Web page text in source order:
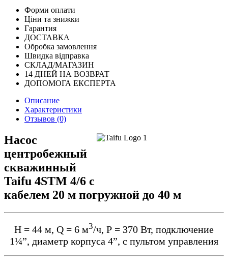
Форми оплати
Ціни та знижки
Гарантия
ДОСТАВКА
Обробка замовлення
Швидка відправка
СКЛАД/МАГАЗИН
14 ДНЕЙ НА ВОЗВРАТ
ДОПОМОГА ЕКСПЕРТА
Описание
Характеристики
Отзывов (0)
Насос
центробежный
скважинный
Taifu 4STM 4/6 с
кабелем 20 м погружной до 40 м
Н = 44 м, Q = 6 м3/ч, Р = 370 Вт, подключение
1¼”, диаметр корпуса 4”, с пультом управления​